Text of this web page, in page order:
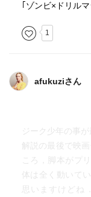
｢ゾンビ×ドリル
1
afukuziさん
ジーク少年の事
解説の最後で映
ころ，脚本がプ
体は全く動いて
思いますけどね